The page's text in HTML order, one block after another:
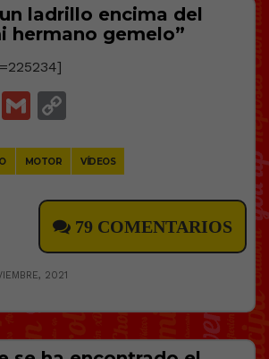
ladrillo encima del
hermano gemelo”
WhatsApp
Gmail
MOTOR VÍDEOS
79 COMENTARIOS
2021